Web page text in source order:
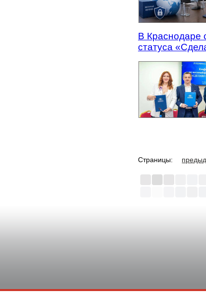
В Краснодаре
статуса
Страницы: